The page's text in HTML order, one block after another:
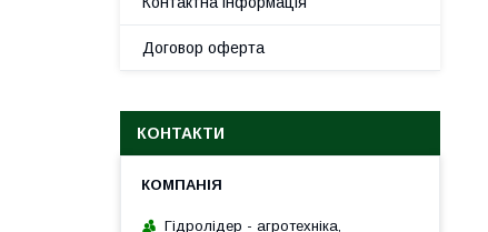
Договор оферта
КОНТАКТИ
Гідролідер - агротехніка,